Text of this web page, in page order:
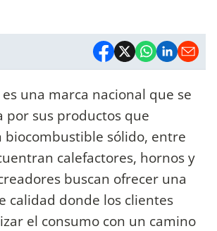
una marca nacional que se
por sus productos que
biocombustible sólido, entre
calefactores, hornos y
buscan ofrecer una
calidad donde los clientes
el consumo con un camino